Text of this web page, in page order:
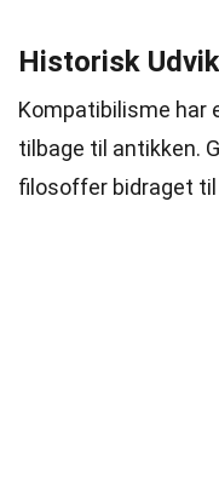
Historisk
Kompatibilisme har
tilbage til antikken.
filosoffer bidraget